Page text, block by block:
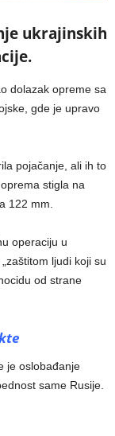
ukrajinskih
dolazak opreme sa
gde je upravo
pojačanje, ali ih to
stigla na
122 mm.
operaciju u
ljudi koji su
od strane
je oslobađanje
same Rusije.